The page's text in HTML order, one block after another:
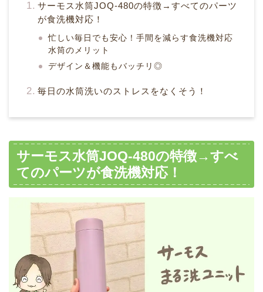
サーモス水筒JOQ-480の特徴→すべてのパーツ
が食洗機対応！
忙しい毎日でも安心！手間を減らす食洗機対応
水筒のメリット
デザイン＆機能もバッチリ◎
毎日の水筒洗いのストレスをなくそう！
サーモス水筒JOQ-480の特徴→すべ
てのパーツが食洗機対応！